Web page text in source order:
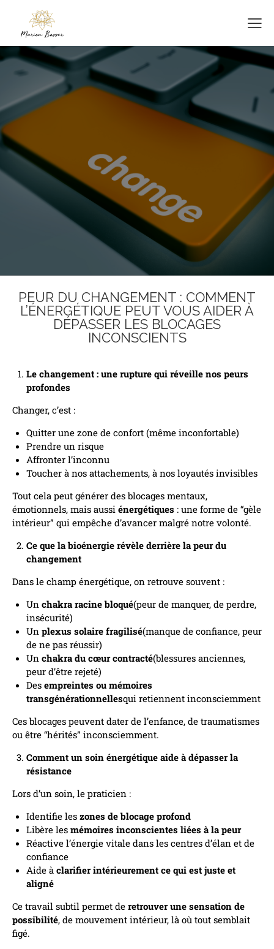
PEUR DU CHANGEMENT : COMMENT
L’ÉNERGÉTIQUE PEUT VOUS AIDER À
DÉPASSER LES BLOCAGES
INCONSCIENTS
Le changement : une rupture qui réveille nos peurs
profondes
Changer, c’est :
Quitter une zone de confort (même inconfortable)
Prendre un risque
Affronter l’inconnu
Toucher à nos attachements, à nos loyautés invisibles
Tout cela peut générer des blocages mentaux,
émotionnels, mais aussi énergétiques : une forme de “gèle
intérieur” qui empêche d’avancer malgré notre volonté.
Ce que la bioénergie révèle derrière la peur du
changement
Dans le champ énergétique, on retrouve souvent :
Un chakra racine bloqué(peur de manquer, de perdre,
insécurité)
Un plexus solaire fragilisé(manque de confiance, peur
de ne pas réussir)
Un chakra du cœur contracté(blessures anciennes,
peur d’être rejeté)
Des empreintes ou mémoires
transgénérationnellesqui retiennent inconsciemment
Ces blocages peuvent dater de l’enfance, de traumatismes
ou être “hérités” inconsciemment.
Comment un soin énergétique aide à dépasser la
résistance
Lors d’un soin, le praticien :
Identifie les zones de blocage profond
Libère les mémoires inconscientes liées à la peur
Réactive l’énergie vitale dans les centres d’élan et de
confiance
Aide à clarifier intérieurement ce qui est juste et
aligné
Ce travail subtil permet de retrouver une sensation de
possibilité, de mouvement intérieur, là où tout semblait
figé.